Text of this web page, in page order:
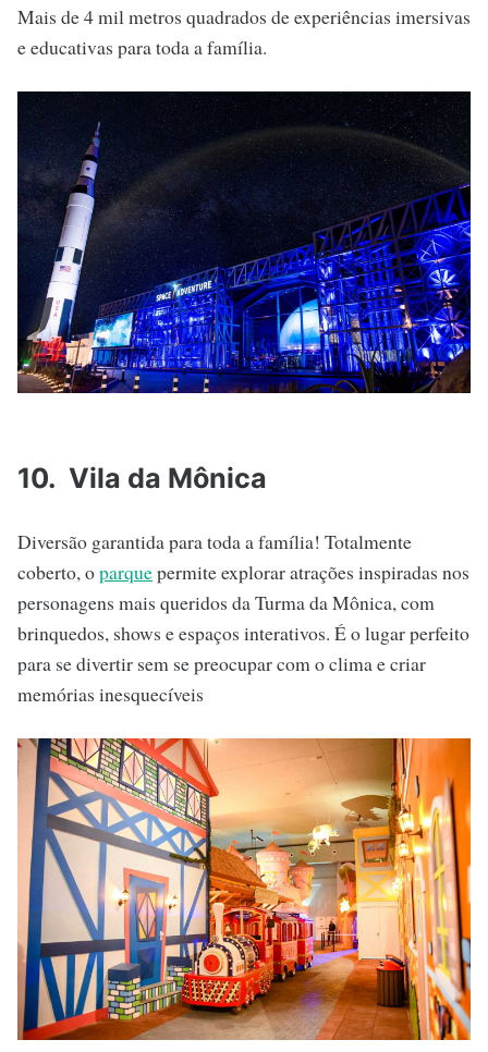
Mais de 4 mil metros quadrados de experiências imersivas
e educativas para toda a família.
10. Vila da Mônica
Diversão garantida para toda a família! Totalmente
coberto, oparquepermite explorar atrações inspiradas nos
personagens mais queridos da Turma da Mônica, com
brinquedos, shows e espaços interativos. É o lugar perfeito
para se divertir sem se preocupar com o clima e criar
memórias inesquecíveis